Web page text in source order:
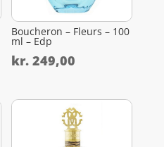
Boucheron – Fleurs – 100
ml – Edp
kr. 249,00